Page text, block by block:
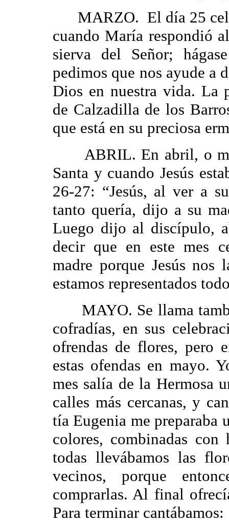
MARZO. El día 25
cuando María respondió
sierva del Señor;
pedimos que nos ayude a
Dios en nuestra vida. La
de Calzadilla de los
que está en su preciosa
ABRIL. En abril, o
Santa y cuando Jesús
26-27: “Jesús, al ver a
tanto quería, dijo a su
Luego dijo al discípulo,
decir que en este mes
madre porque Jesús
estamos representados
MAYO. Se llama
cofradías, en sus
ofrendas de flores, pero
estas ofendas en mayo.
mes salía de la Hermosa
calles más cercanas, y
tía Eugenia me preparaba
colores, combinadas con
todas llevábamos las
vecinos, porque
comprarlas. Al final
Para terminar cantábamos: